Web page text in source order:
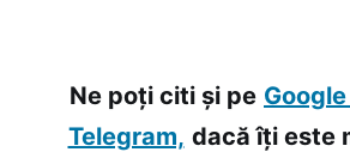
Ne poți citi și pe
Telegram, dacă îți este